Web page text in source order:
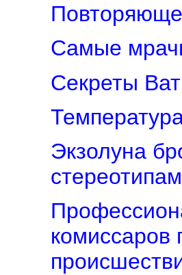
Самые
Секреты
Экзолуна
стереотипам
комиссаров